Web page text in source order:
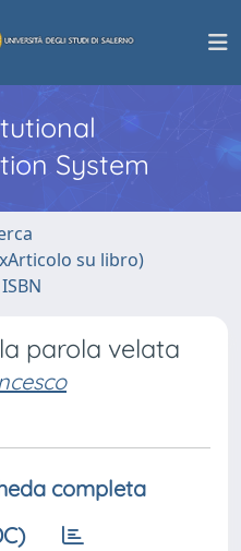
System
su libro)
parola velata
completa